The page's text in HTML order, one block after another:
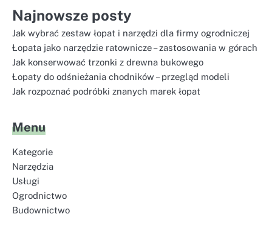
Najnowsze posty
Jak wybrać zestaw łopat i narzędzi dla firmy ogrodniczej
Łopata jako narzędzie ratownicze – zastosowania w górach
Jak konserwować trzonki z drewna bukowego
Łopaty do odśnieżania chodników – przegląd modeli
Jak rozpoznać podróbki znanych marek łopat
Menu
Kategorie
Narzędzia
Usługi
Ogrodnictwo
Budownictwo